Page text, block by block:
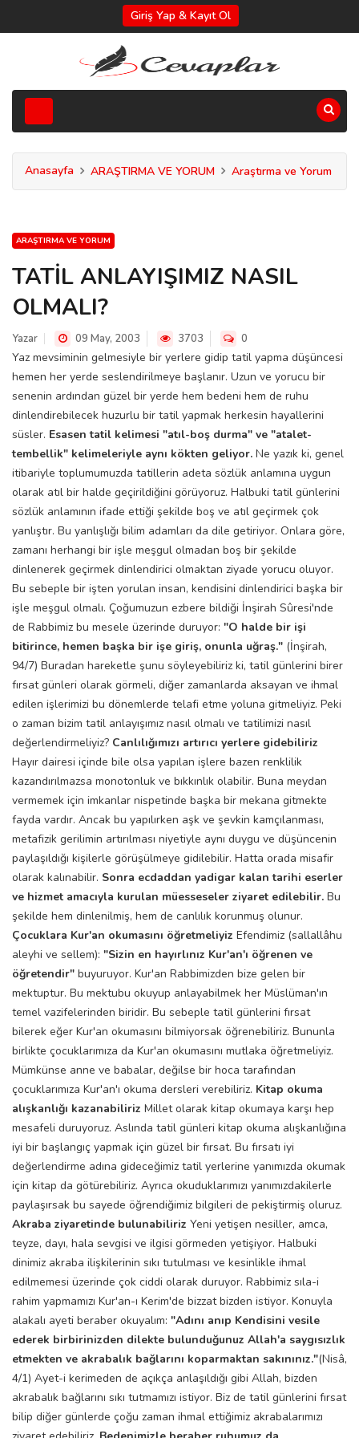
Giriş Yap & Kayıt Ol
Anasayfa ARAŞTIRMA VE YORUM Araştırma ve Yorum
ARAŞTIRMA VE YORUM
TATİL ANLAYIŞIMIZ NASIL
OLMALI?
Yazar 09 May, 2003 3703 0
Yaz mevsiminin gelmesiyle bir yerlere gidip tatil yapma düşüncesi
hemen her yerde seslendirilmeye başlanır. Uzun ve yorucu bir
senenin ardından güzel bir yerde hem bedeni hem de ruhu
dinlendirebilecek huzurlu bir tatil yapmak herkesin hayallerini
süsler. Esasen tatil kelimesi "atıl-boş durma" ve "atalet-
tembellik" kelimeleriyle aynı kökten geliyor. Ne yazık ki, genel
itibariyle toplumumuzda tatillerin adeta sözlük anlamına uygun
olarak atıl bir halde geçirildiğini görüyoruz. Halbuki tatil günlerini
sözlük anlamının ifade ettiği şekilde boş ve atıl geçirmek çok
yanlıştır. Bu yanlışlığı bilim adamları da dile getiriyor. Onlara göre,
zamanı herhangi bir işle meşgul olmadan boş bir şekilde
dinlenerek geçirmek dinlendirici olmaktan ziyade yorucu oluyor.
Bu sebeple bir işten yorulan insan, kendisini dinlendirici başka bir
işle meşgul olmalı. Çoğumuzun ezbere bildiği İnşirah Sûresi'nde
de Rabbimiz bu mesele üzerinde duruyor: "O halde bir işi
bitirince, hemen başka bir işe giriş, onunla uğraş." (İnşirah,
94/7) Buradan hareketle şunu söyleyebiliriz ki, tatil günlerini birer
fırsat günleri olarak görmeli, diğer zamanlarda aksayan ve ihmal
edilen işlerimizi bu dönemlerde telafi etme yoluna gitmeliyiz. Peki
o zaman bizim tatil anlayışımız nasıl olmalı ve tatilimizi nasıl
değerlendirmeliyiz? Canlılığımızı artırıcı yerlere gidebiliriz
Hayır dairesi içinde bile olsa yapılan işlere bazen renklilik
kazandırılmazsa monotonluk ve bıkkınlık olabilir. Buna meydan
vermemek için imkanlar nispetinde başka bir mekana gitmekte
fayda vardır. Ancak bu yapılırken aşk ve şevkin kamçılanması,
metafizik gerilimin artırılması niyetiyle aynı duygu ve düşüncenin
paylaşıldığı kişilerle görüşülmeye gidilebilir. Hatta orada misafir
olarak kalınabilir. Sonra ecdaddan yadigar kalan tarihi eserler
ve hizmet amacıyla kurulan müesseseler ziyaret edilebilir. Bu
şekilde hem dinlenilmiş, hem de canlılık korunmuş olunur.
Çocuklara Kur'an okumasını öğretmeliyiz Efendimiz (sallallâhu
aleyhi ve sellem): "Sizin en hayırlınız Kur'an'ı öğrenen ve
öğretendir" buyuruyor. Kur'an Rabbimizden bize gelen bir
mektuptur. Bu mektubu okuyup anlayabilmek her Müslüman'ın
temel vazifelerinden biridir. Bu sebeple tatil günlerini fırsat
bilerek eğer Kur'an okumasını bilmiyorsak öğrenebiliriz. Bununla
birlikte çocuklarımıza da Kur'an okumasını mutlaka öğretmeliyiz.
Mümkünse anne ve babalar, değilse bir hoca tarafından
çocuklarımıza Kur'an'ı okuma dersleri verebiliriz. Kitap okuma
alışkanlığı kazanabiliriz Millet olarak kitap okumaya karşı hep
mesafeli duruyoruz. Aslında tatil günleri kitap okuma alışkanlığına
iyi bir başlangıç yapmak için güzel bir fırsat. Bu fırsatı iyi
değerlendirme adına gideceğimiz tatil yerlerine yanımızda okumak
için kitap da götürebiliriz. Ayrıca okuduklarımızı yanımızdakilerle
paylaşırsak bu sayede öğrendiğimiz bilgileri de pekiştirmiş oluruz.
Akraba ziyaretinde bulunabiliriz Yeni yetişen nesiller, amca,
teyze, dayı, hala sevgisi ve ilgisi görmeden yetişiyor. Halbuki
dinimiz akraba ilişkilerinin sıkı tutulması ve kesinlikle ihmal
edilmemesi üzerinde çok ciddi olarak duruyor. Rabbimiz sıla-i
rahim yapmamızı Kur'an-ı Kerim'de bizzat bizden istiyor. Konuyla
alakalı ayeti beraber okuyalım: "Adını anıp Kendisini vesile
ederek birbirinizden dilekte bulunduğunuz Allah'a saygısızlık
etmekten ve akrabalık bağlarını koparmaktan sakınınız."(Nisâ,
4/1) Ayet-i kerimeden de açıkça anlaşıldığı gibi Allah, bizden
akrabalık bağlarını sıkı tutmamızı istiyor. Biz de tatil günlerini fırsat
bilip diğer günlerde çoğu zaman ihmal ettiğimiz akrabalarımızı